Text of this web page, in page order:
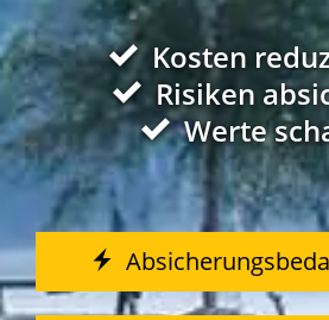
Kosten
Risiken
Werte